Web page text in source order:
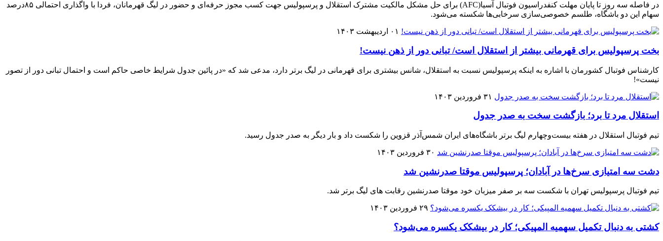
در فاصله سه روز تا پایان مهلت کنفدراسیون فوتبال آسیا(AFC) برای حل مشکل مالکیت مشترک استقلال و پرسپولیس جهت کسب مجوز حرفه‌ای و حضور در لیگ قهرمانان، فردا با واگذاری احتمالی ۸۵درصد
سهام این دو باشگاه، طلسم خصوصی‌سازی سرخابی‌ها شکسته می‌شود.
۰۱ اردیبهشت ۱۴۰۳
بخت پرسپولیس برای قهرمانی بیشتر از استقلال است/ تبانی دور از ذهن نیست!
کارشناس فوتبال کشورمان با اشاره به اینکه پرسپولیس نسبت به استقلال، شانس بیشتری برای قهرمانی در لیگ برتر دارد، مدعی شد که «در پائین جدول شرایط خاصی حاکم است و احتمال تبانی دور از تصور
نیست»!
۳۱ فروردین ۱۴۰۳
استقلال مرد تا برد؛ بازگشت سخت به صدر جدول
تیم فوتبال استقلال در هفته بیست‌وچهارم لیگ برتر باشگاه‌های ایران شمس‌آذر قزوین را شکست داد و بار دیگر به صدر جدول رسید.
۳۰ فروردین ۱۴۰۳
دشت سه امتیازی سرخ‌ها در آبادان؛ پرسپولیس موقتا صدرنشین شد
تیم فوتبال پرسپولیس تهران با شکست سه بر صفر میزبان خود موقتا صدرنشین رقابت های لیگ برتر شد.
۲۹ فروردین ۱۴۰۳
کشتی به دنبال تکمیل سهمیه المپیکی؛ کار در بیشکک یکسره می‌شود؟